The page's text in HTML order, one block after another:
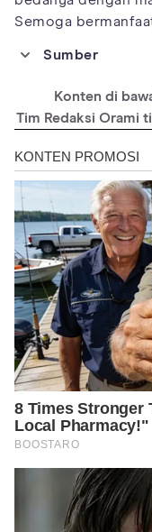
Semoga
Sumber
https://
bulan/
bedanya-
https://endeus.tv/
mudah-banget-
Konten di
Tim Redaksi Orami